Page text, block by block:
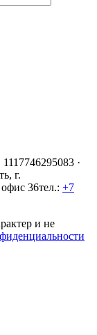
·
г.
36тел.: +7
и не